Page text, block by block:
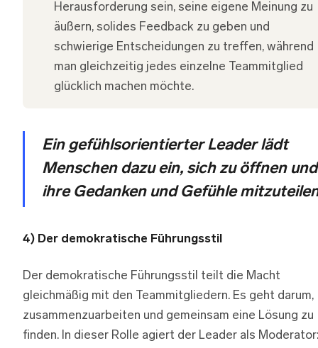
Herausforderung sein, seine eigene Meinung zu
äußern, solides Feedback zu geben und
schwierige Entscheidungen zu treffen, während
man gleichzeitig jedes einzelne Teammitglied
glücklich machen möchte.
Ein gefühlsorientierter Leader lädt
Menschen dazu ein, sich zu öffnen und
ihre Gedanken und Gefühle
4) Der demokratische Führungsstil
Der demokratische Führungsstil teilt die Macht
gleichmäßig mit den Teammitgliedern. Es geht darum,
zusammenzuarbeiten und gemeinsam eine Lösung zu
finden. In dieser Rolle agiert der Leader als